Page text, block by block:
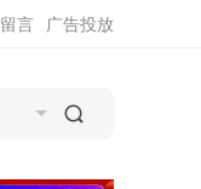
广告投放
留言